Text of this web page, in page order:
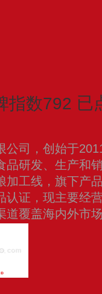
指数792 已
公司，创始于
品研发、生产和
加工线，旗下产
认证，现主要经
道覆盖海内外市